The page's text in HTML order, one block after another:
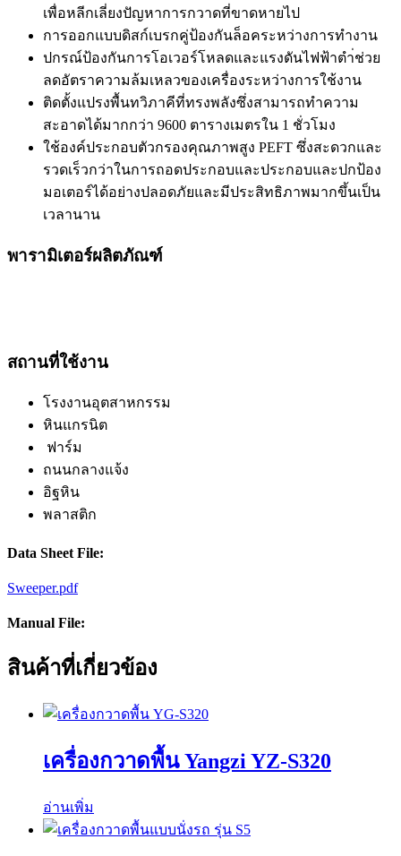
เพื่อหลีกเลี่ยงปัญหาการกวาดที่ขาดหายไป
การออกแบบดิสก์เบรกคู่ป้องกันล็อคระหว่างการทํางาน
ปกรณ์ป้องกันการโอเวอร์โหลดและแรงดันไฟฟ้าตำ่ช่วย
ลดอัตราความล้มเหลวของเครื่องระหว่างการใช้งาน
ติดตั้งแปรงพื้นทวิภาคีที่ทรงพลังซึ่งสามารถทําความ
สะอาดได้มากกว่า 9600 ตารางเมตรใน 1 ชั่วโมง
ใช้องค์ประกอบตัวกรองคุณภาพสูง PEFT ซึ่งสะดวกและ
รวดเร็วกว่าในการถอดประกอบและประกอบและปกป้อง
มอเตอร์ได้อย่างปลอดภัยและมีประสิทธิภาพมากขึ้นเป็น
เวลานาน
พารามิเตอร์ผลิตภัณฑ์
สถานที่ใช้งาน
โรงงานอุตสาหกรรม
หินแกรนิต
ฟาร์ม
ถนนกลางแจ้ง
อิฐหิน
พลาสติก
Data Sheet File:
Sweeper.pdf
Manual File:
สินค้าที่เกี่ยวข้อง
เครื่องกวาดพื้น Yangzi YZ-S320
อ่านเพิ่ม